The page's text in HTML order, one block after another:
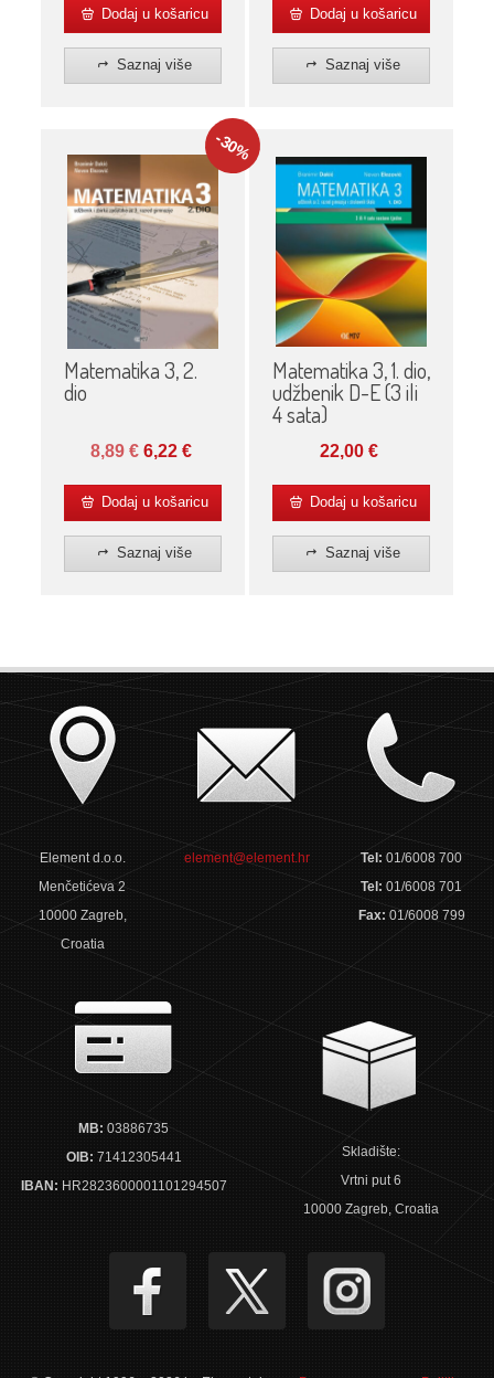
Dodaj u košaricu
Saznaj više
Dodaj u košaricu
Saznaj više
-30%
Matematika 3, 2.
dio
8,89€ 6,22 €
Dodaj u košaricu
Saznaj više
Matematika 3, 1. dio,
udžbenik D-E (3 ili
4 sata)
22,00€
Dodaj u košaricu
Saznaj više
Element d.o.o.
Menčetićeva 2
10000 Zagreb,
Croatia
element@element.hr Tel:01/6008 700
Tel:01/6008 701
Fax: 01/6008 799
MB: 03886735
OIB: 71412305441
IBAN: HR2823600001101294507
Skladište:
Vrtni put 6
10000 Zagreb, Croatia